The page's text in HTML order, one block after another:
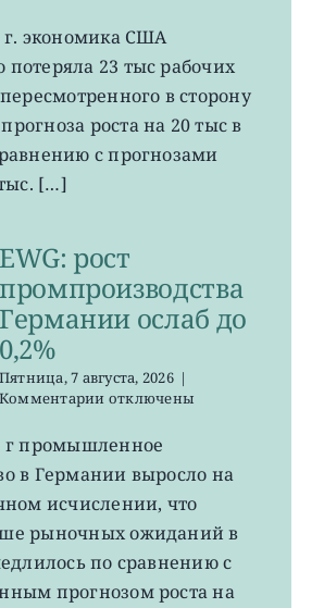
VOO:
рабочих
мест
США
неожиданно
г. экономика США
23 тыс рабочих
в сторону
роста на 20 тыс в
с прогнозами
[…]
EWG: рост
промпроизводства
Германии ослаб до
0,2%
Пятница, 7 августа, 2026 |
Комментариик
EWG:
рост
промпроизводства
Германии
до
0,2%
отключены
г промышленное
в Германии выросло на
исчислении, что
рыночных ожиданий в
по сравнению с
прогнозом роста на